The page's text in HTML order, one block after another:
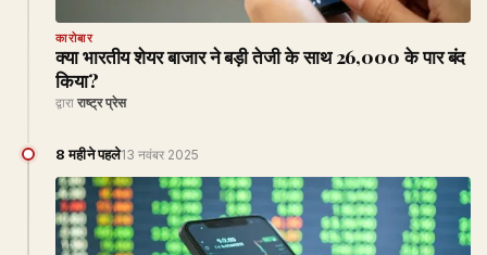
कारोबार
क्या भारतीय शेयर बाजार ने बड़ी तेजी के साथ 26,000 के पार बंद
किया?
द्वारा राष्ट्र प्रेस
8 महीने पहले13 नवंबर 2025